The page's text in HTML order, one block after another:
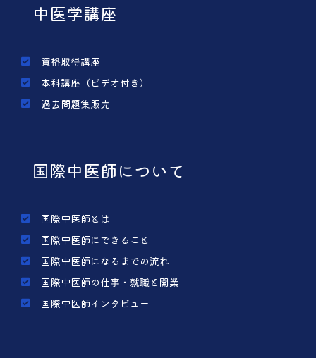
中医学講座
資格取得講座
本科講座（ビデオ付き）
過去問題集販売
国際中医師について
国際中医師とは
国際中医師にできること
国際中医師になるまでの流れ
国際中医師の仕事・就職と開業
国際中医師インタビュー